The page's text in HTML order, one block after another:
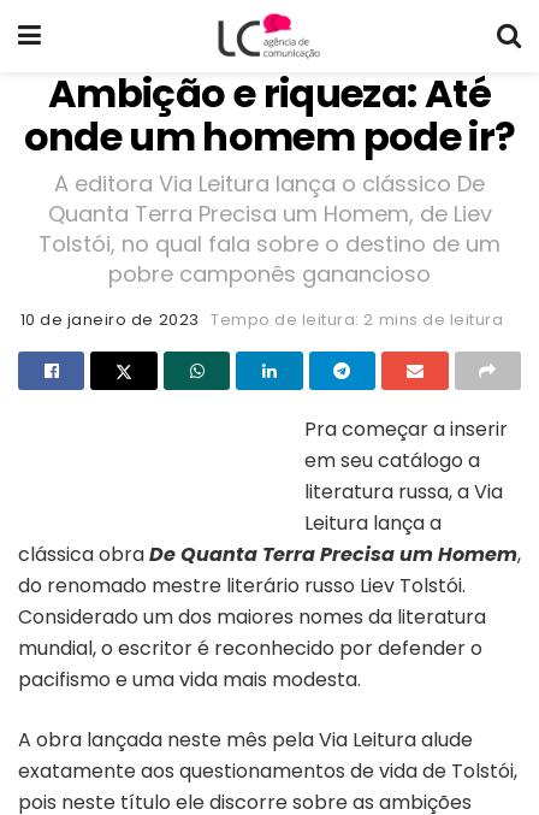
Ambição e riqueza: Até
onde um homem pode ir?
A editora Via Leitura lança o clássico De
Quanta Terra Precisa um Homem, de Liev
Tolstói, no qual fala sobre o destino de um
pobre camponês ganancioso
10 de janeiro de 2023 Tempo de leitura: 2 mins de leitura
Pra começar a inserir
em seu catálogo a
literatura russa, a Via
Leitura lança a
clássica obraDe Quanta Terra Precisa um Homem,
do renomado mestre literário russo Liev Tolstói.
Considerado um dos maiores nomes da literatura
mundial, o escritor é reconhecido por defender o
pacifismo e uma vida mais modesta.
A obra lançada neste mês pela Via Leitura alude
exatamente aos questionamentos de vida de Tolstói,
pois neste título ele discorre sobre as ambições